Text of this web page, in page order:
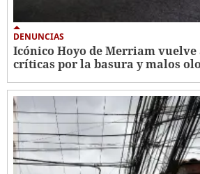
DENUNCIAS
Icónico Hoyo de Merriam vuelve
críticas por la basura y malos